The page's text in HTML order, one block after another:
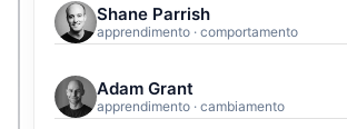
Shane Parrish
apprendimento · comportamento
Adam Grant
apprendimento · cambiamento